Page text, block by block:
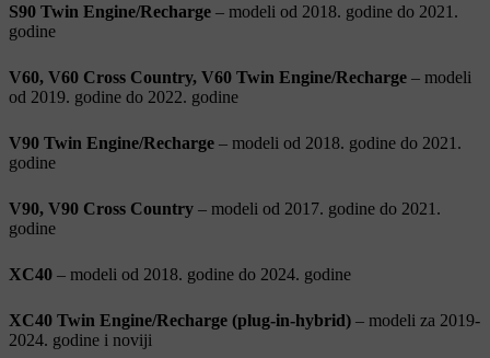
S90 Twin Engine/Recharge – modeli od 2018. godine do 2021.
godine
V60, V60 Cross Country, V60 Twin Engine/Recharge – modeli
od 2019. godine do 2022. godine
V90 Twin Engine/Recharge – modeli od 2018. godine do 2021.
godine
V90, V90 Cross Country – modeli od 2017. godine do 2021.
godine
XC40 – modeli od 2018. godine do 2024. godine
XC40 Twin Engine/Recharge (plug-in-hybrid) – modeli za 2019-
2024. godine i noviji